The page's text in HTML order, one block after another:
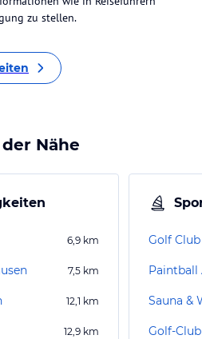
zu stellen.
Nähe
6,9 km
7,5 km
12,1 km
12,9 km
Golf
Paintball
Golf-